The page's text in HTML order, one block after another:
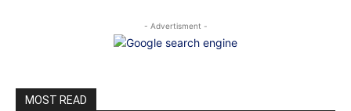
- Advertisment -
MOST READ